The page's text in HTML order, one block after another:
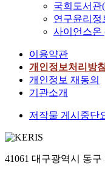
국회도서
연구윤리정
사이언스온
이용약관
개인정보처리방침
개인정보 재동의
기관소개
저작물 게시중단
41061 대구광역시 동